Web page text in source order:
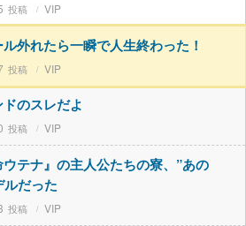
VIP
外れたら一瞬で人生終わった！
VIP
のスレだよ
VIP
ウテナ』の主人公たちの寮、”あの
ルだった
VIP